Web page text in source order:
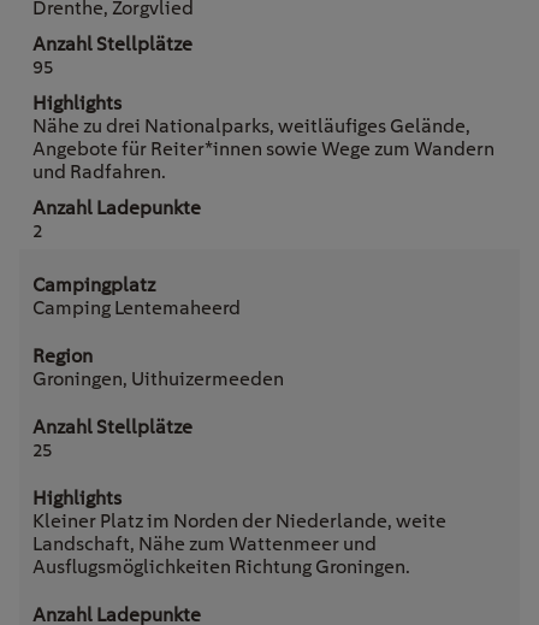
Drenthe, Zorgvlied
95
Nähe zu drei Nationalparks, weitläufiges Gelände,
Angebote für Reiter*innen sowie Wege zum Wandern
und Radfahren.
2
Camping Lentemaheerd
Groningen, Uithuizermeeden
25
Kleiner Platz im Norden der Niederlande, weite
Landschaft, Nähe zum Wattenmeer und
Ausflugsmöglichkeiten Richtung Groningen.